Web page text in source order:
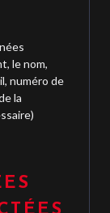
le nom,
numéro de
la